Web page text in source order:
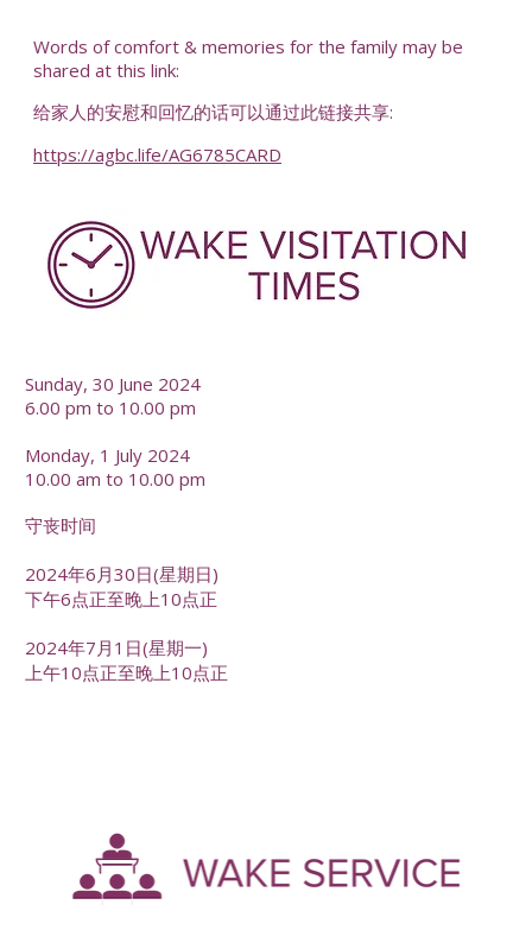
Words of comfort & memories for the family may be
shared at this link:
给家人的安慰和回忆的话可以通过此链接共享:
https://agbc.life/AG6785CARD
Sunday, 30 June 2024
6.00 pm to 10.00 pm
Monday, 1 July 2024
10.00 am to 10.00 pm
守丧时间
2024年6月30日(星期日)
下午6点正至晚上10点正
2024年7月1日(星期一)
上午10点正至晚上10点正